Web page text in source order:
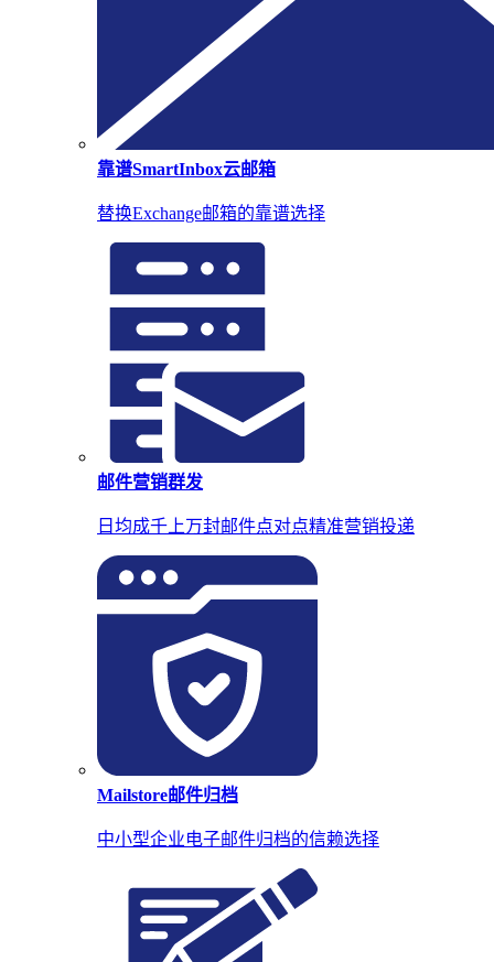
靠谱SmartInbox云邮箱
替换Exchange邮箱的靠谱选择
邮件营销群发
日均成千上万封邮件点对点精准营销投递
Mailstore邮件归档
中小型企业电子邮件归档的信赖选择